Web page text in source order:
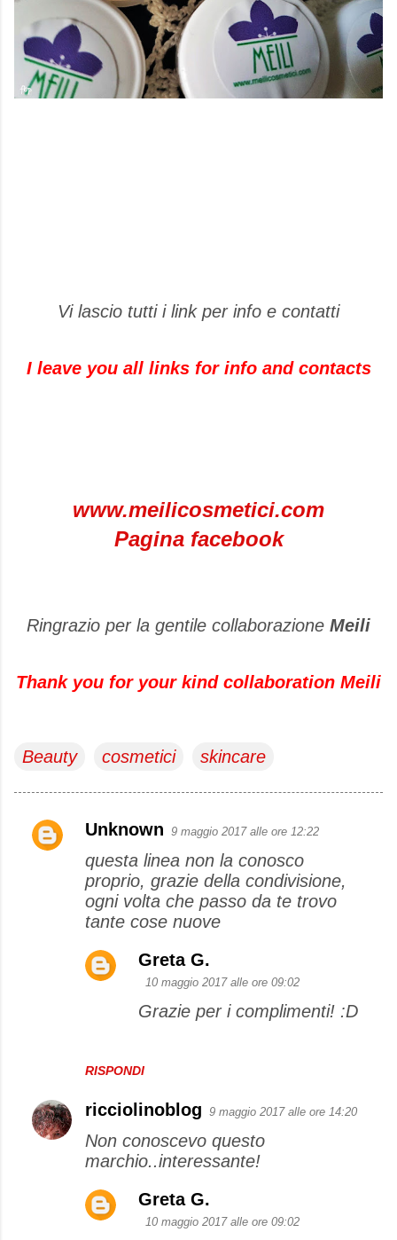
Vi lascio tutti i link per info e contatti
I leave you all links for info and contacts
www.meilicosmetici.com
Pagina facebook
Ringrazio per la gentile collaborazione Meili
Thank you for your kind collaboration Meili
Beauty cosmetici skincare
C
Unknown 9 maggio 2017 alle ore 12:22
questa linea non la conosco
proprio, grazie della condivisione,
ogni volta che passo da te trovo
tante cose nuove
RISPONDI
Greta G.
10 maggio 2017 alle ore 09:02
Grazie per i complimenti! :D
ricciolinoblog 9 maggio 2017 alle ore 14:20
Non conoscevo questo
marchio..interessante!
Greta G.
10 maggio 2017 alle ore 09:02